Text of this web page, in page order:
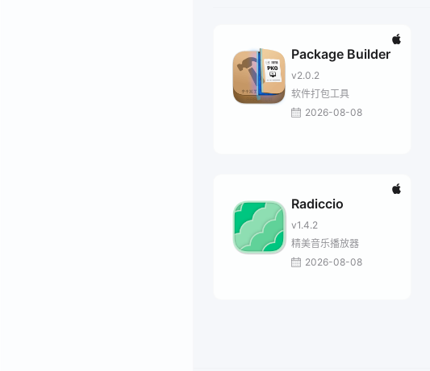
Package Builder
v2.0.2
软件打包工具
2026-08-08
Radiccio
v1.4.2
精美音乐播放器
2026-08-08